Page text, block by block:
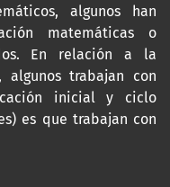
algunos han
matemáticas o
En relación a la
trabajan con
inicial y ciclo
es que trabajan con